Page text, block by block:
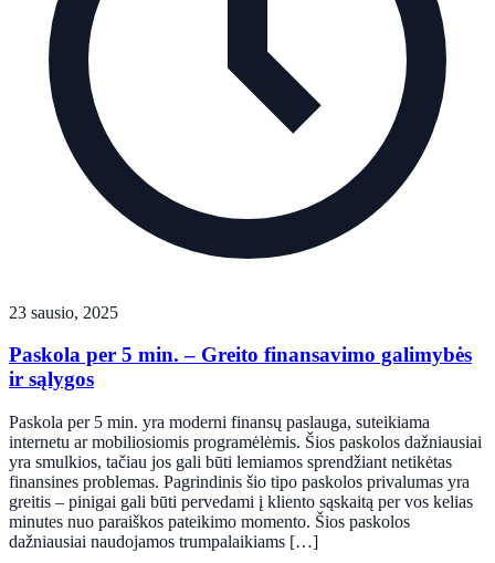
23 sausio, 2025
Paskola per 5 min. – Greito finansavimo galimybės
ir sąlygos
Paskola per 5 min. yra moderni finansų paslauga, suteikiama
internetu ar mobiliosiomis programėlėmis. Šios paskolos dažniausiai
yra smulkios, tačiau jos gali būti lemiamos sprendžiant netikėtas
finansines problemas. Pagrindinis šio tipo paskolos privalumas yra
greitis – pinigai gali būti pervedami į kliento sąskaitą per vos kelias
minutes nuo paraiškos pateikimo momento. Šios paskolos
dažniausiai naudojamos trumpalaikiams […]